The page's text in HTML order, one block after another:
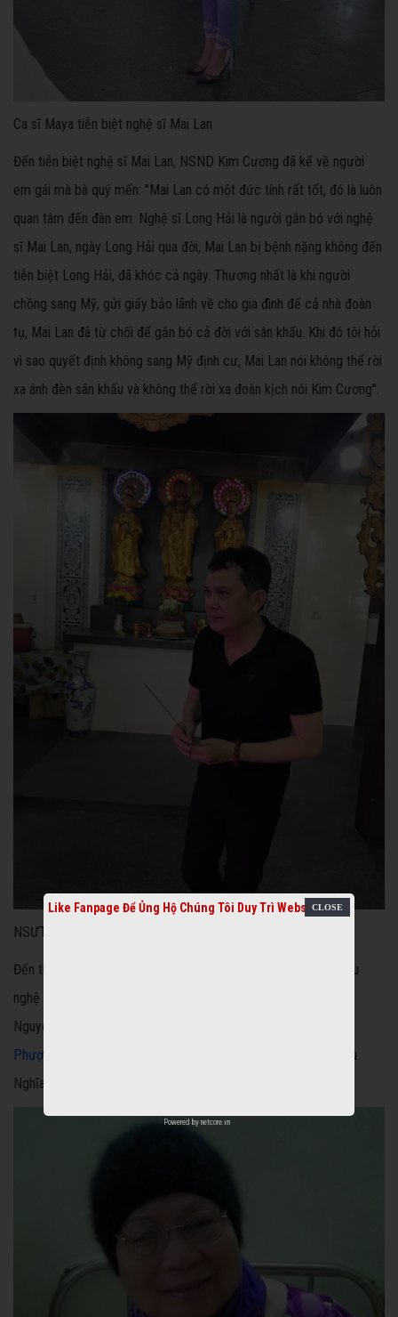
Ca sĩ Maya tiễn biệt nghệ sĩ Mai Lan
Đến tiễn biệt nghệ sĩ Mai Lan, NSND Kim Cương đã kể về người
em gái mà bà quý mến: "Mai Lan có một đức tính rất tốt, đó là luôn
quan tâm đến đàn em. Nghệ sĩ Long Hải là người gắn bó với nghệ
sĩ Mai Lan, ngày Long Hải qua đời, Mai Lan bị bệnh nặng không đến
tiễn biệt Long Hải, đã khóc cả ngày. Thương nhất là khi người
chồng sang Mỹ, gửi giấy bảo lãnh về cho gia đình để cả nhà đoàn
tụ, Mai Lan đã từ chối để gắn bó cả đời với sân khấu. Khi đó tôi hỏi
vì sao quyết định không sang Mỹ định cư, Mai Lan nói không thể rời
xa ánh đèn sân khấu và không thể rời xa đoàn kịch nói Kim Cương".
NSƯT Hữu Châu luôn nhớ về người cô thân thương trong nghề
Đến tiễn đưa nghệ sĩ Mai Lan về nơi an nghỉ cuối cùng có nhiều
nghệ sĩ thuộc thế hệ vàng như Hồng Nga, Mộng Tuyền, Thanh
Nguyệt, Quốc Nhĩ, Hùng Minh, Mai Lan, Mỹ Chi, Tú Trinh, Kiều
Phượng Loan
…và các diễn viên kịch: Kim Xuân, Hữu Châu, Hữu
Nghĩa, Cát Phượng,
Like Fanpage Để Ủng Hộ Chúng Tôi Duy Trì Website
Powered by netcore.vn